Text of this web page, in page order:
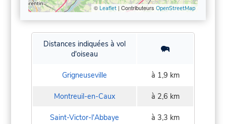
© Leaflet| Contributeurs OpenStreetMap
Distances indiquées à vol
d'oiseau
Grigneuseville à 1,9 km
Montreuil-en-Caux à 2,6 km
Saint-Victor-l'Abbaye à 3,3 km